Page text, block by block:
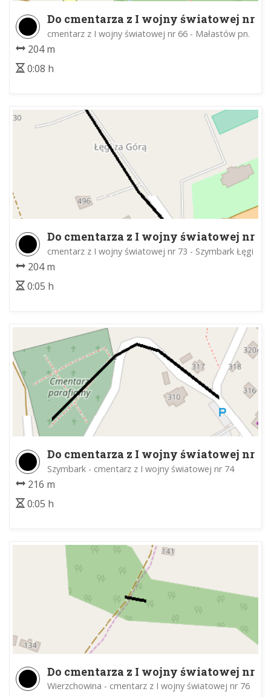
Do cmentarza z I wojny światowej nr
66
cmentarz z I wojny światowej nr 66 - Małastów pn.
204 m
0:08 h
Do cmentarza z I wojny światowej nr
73
cmentarz z I wojny światowej nr 73 - Szymbark Łęgi
204 m
0:05 h
Do cmentarza z I wojny światowej nr
74
Szymbark - cmentarz z I wojny światowej nr 74
216 m
0:05 h
Do cmentarza z I wojny światowej nr
76
Wierzchowina - cmentarz z I wojny światowej nr 76